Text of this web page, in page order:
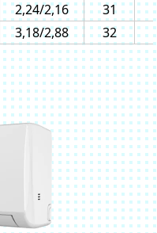
2,24/2,16
31
3,18/2,88 32